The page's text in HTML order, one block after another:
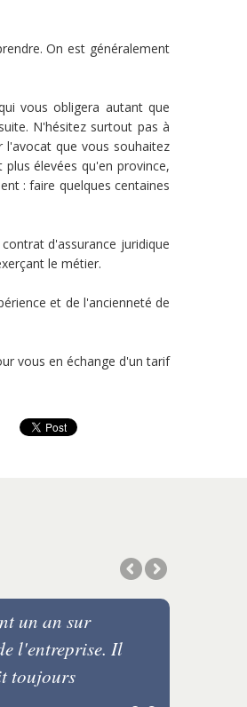
On est généralement
vous obligera autant que
N'hésitez surtout pas à
l'avocat que vous souhaitez
élevées qu'en province,
: faire quelques centaines
d'assurance juridique
le métier.
et de l'ancienneté de
vous en échange d'un tarif
un an sur
l'entreprise. Il
toujours